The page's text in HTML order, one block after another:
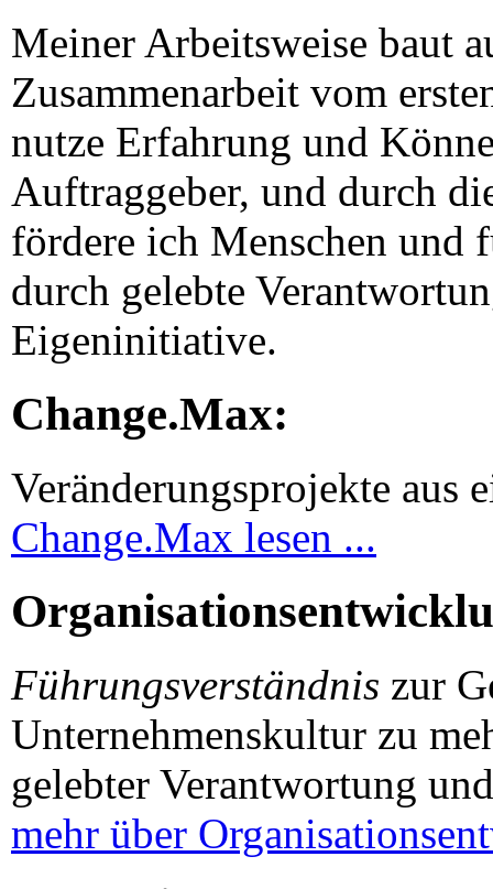
Meiner Arbeitsweise baut
Zusammenarbeit vom
nutze Erfahrung und
Auftraggeber, und durch
fördere ich Menschen und
durch gelebte
Eigeninitiative.
Change.Max:
Veränderungsprojekte aus
Change.Max lesen ...
Führungsverständnis zur
Unternehmenskultur zu
gelebter Verantwortung
mehr über